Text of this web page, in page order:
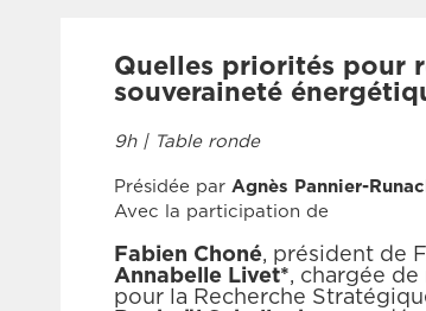
Quelles priorités pour
souveraineté
9h | Table ronde
Présidée par Agnès Pannier-
Avec la participation de
Fabien Choné, président de
Annabelle Livet*, chargée
pour la Recherche